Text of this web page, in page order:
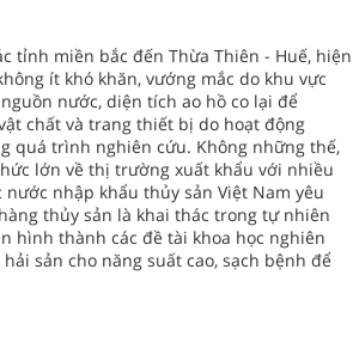
tỉnh miền bắc đến Thừa Thiên - Huế, hiện
ít khó khăn, vướng mắc do khu vực
nước, diện tích ao hồ co lại để
chất và trang thiết bị do hoạt động
quá trình nghiên cứu. Không những thế,
lớn về thị trường xuất khẩu với nhiều
nhập khẩu thủy sản Việt Nam yêu
thủy sản là khai thác trong tự nhiên
hình thành các đề tài khoa học nghiên
sản cho năng suất cao, sạch bệnh để